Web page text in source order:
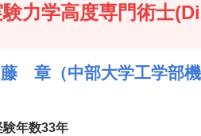
験力学高度専門術士
章（中部大学工学部機
験年数33年